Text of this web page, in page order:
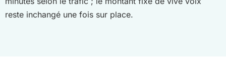
reste inchangé une fois sur place.